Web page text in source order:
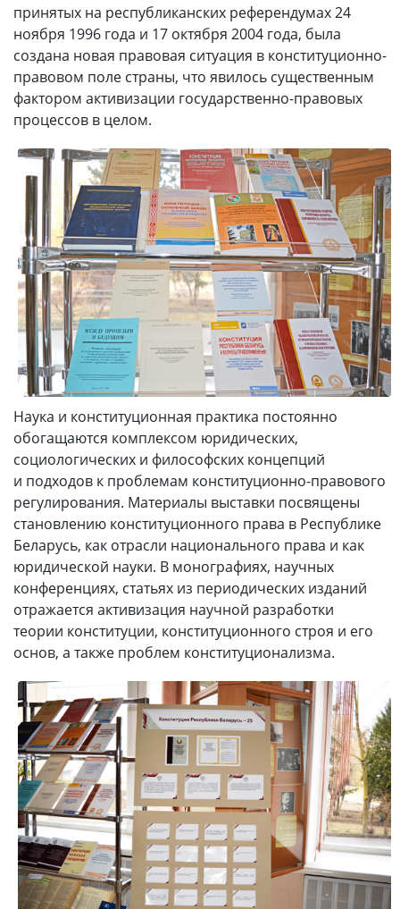
принятых на республиканских референдумах 24
ноября 1996 года и 17 октября 2004 года, была
создана новая правовая ситуация в конституционно-
правовом поле страны, что явилось существенным
фактором активизации государственно-правовых
процессов в целом.
Наука и конституционная практика постоянно
обогащаются комплексом юридических,
социологических и философских концепций
и подходов к проблемам конституционно-правового
регулирования. Материалы выставки посвящены
становлению конституционного права в Республике
Беларусь, как отрасли национального права и как
юридической науки. В монографиях, научных
конференциях, статьях из периодических изданий
отражается активизация научной разработки
теории конституции, конституционного строя и его
основ, а также проблем конституционализма.